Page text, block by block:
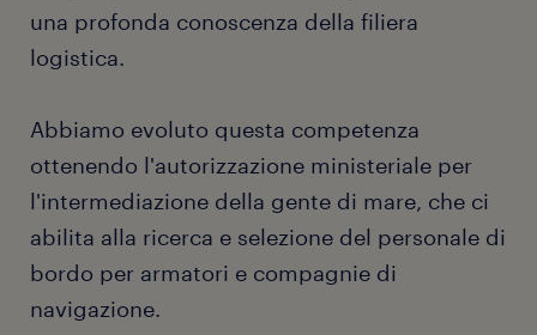
una profonda conoscenza della filiera
logistica.
Abbiamo evoluto questa competenza
ottenendo l'autorizzazione ministeriale per
l'intermediazione della gente di mare, che ci
abilita alla ricerca e selezione del personale di
bordo per armatori e compagnie di
navigazione.